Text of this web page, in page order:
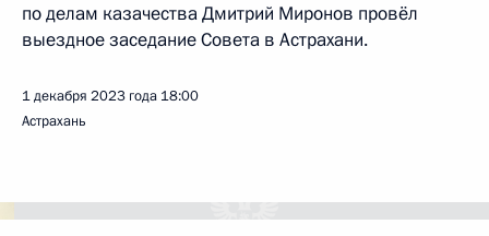
по делам казачества Дмитрий Миронов провёл
выездное заседание Совета в Астрахани.
1 декабря 2023 года 18:00
Астрахань